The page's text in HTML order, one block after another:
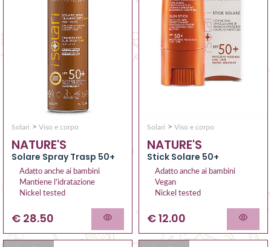
Solari > Viso e corpo
NATURE'S
Solare Spray Trasp 50+
Adatto anche ai bambini
Mantiene l'idratazione
Nickel tested
€ 28.50
Solari > Viso e corpo
NATURE'S
Stick Solare 50+
Adatto anche ai bambini
Vegan
Nickel tested
€ 12.00